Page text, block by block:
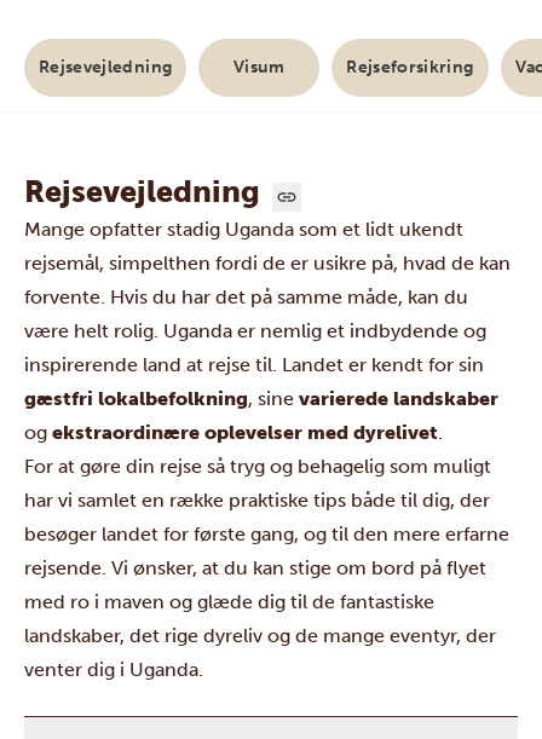
Rejsevejledning Visum Rejseforsikring
Rejsevejledning
Mange opfatter stadig Uganda som et lidt ukendt
rejsemål, simpelthen fordi de er usikre på, hvad de kan
forvente. Hvis du har det på samme måde, kan du
være helt rolig. Uganda er nemlig et indbydende og
inspirerende land at rejse til. Landet er kendt for sin
gæstfri lokalbefolkning, sine varierede landskaber
og ekstraordinære oplevelser med dyrelivet.
For at gøre din rejse så tryg og behagelig som muligt
har vi samlet en række praktiske tips både til dig, der
besøger landet for første gang, og til den mere erfarne
rejsende. Vi ønsker, at du kan stige om bord på flyet
med ro i maven og glæde dig til de fantastiske
landskaber, det rige dyreliv og de mange eventyr, der
venter dig i Uganda.